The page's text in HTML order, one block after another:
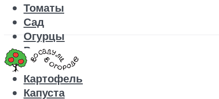
Томаты
Сад
Огурцы
Рецепты
Перец
Картофель
Капуста